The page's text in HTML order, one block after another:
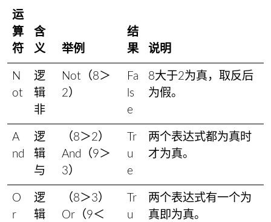
运
算
符
含
义
举例
结
果
说明
N
ot
逻
辑
非
Not（8＞
2）
Fa
ls
e
8大于2为真，取反后
为假。
A
nd
逻
辑
与
（8＞2）
And（9＞
3）
Tr
u
e
两个表达式都为真时
才为真。
O
r
逻
辑
（8＞3）
Or（9＜
Tr
u
两个表达式有一个为
真即为真。